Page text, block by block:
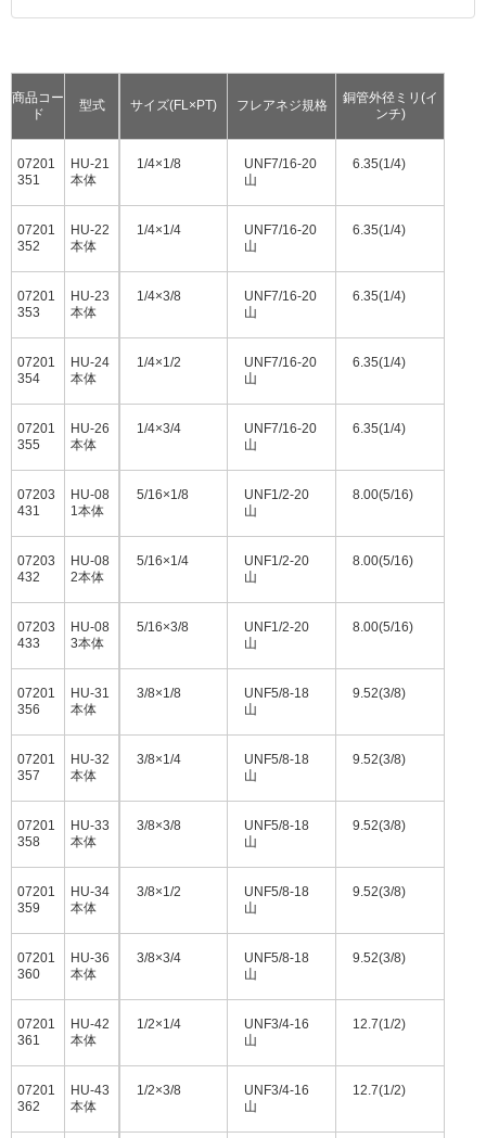
商品コー
ド
型式
07201
351
HU-21
本体
07201
352
HU-22
本体
07201
353
HU-23
本体
07201
354
HU-24
本体
07201
355
HU-26
本体
07203
431
HU-08
1本体
07203
432
HU-08
2本体
07203
433
HU-08
3本体
07201
356
HU-31
本体
07201
357
HU-32
本体
07201
358
HU-33
本体
07201
359
HU-34
本体
07201
360
HU-36
本体
07201
361
HU-42
本体
07201
362
HU-43
本体
サイズ(FL×PT) フレアネジ規格
銅管外径ミリ(イ
ンチ)
1/4×1/8
UNF7/16-20
山
6.35(1/4)
1/4×1/4
UNF7/16-20
山
6.35(1/4)
1/4×3/8
UNF7/16-20
山
6.35(1/4)
1/4×1/2
UNF7/16-20
山
6.35(1/4)
1/4×3/4
UNF7/16-20
山
6.35(1/4)
5/16×1/8
UNF1/2-20
山
8.00(5/16)
5/16×1/4
UNF1/2-20
山
8.00(5/16)
5/16×3/8
UNF1/2-20
山
8.00(5/16)
3/8×1/8
UNF5/8-18
山
9.52(3/8)
3/8×1/4
UNF5/8-18
山
9.52(3/8)
3/8×3/8
UNF5/8-18
山
9.52(3/8)
3/8×1/2
UNF5/8-18
山
9.52(3/8)
3/8×3/4
UNF5/8-18
山
9.52(3/8)
1/2×1/4
UNF3/4-16
山
12.7(1/2)
1/2×3/8
UNF3/4-16
山
12.7(1/2)